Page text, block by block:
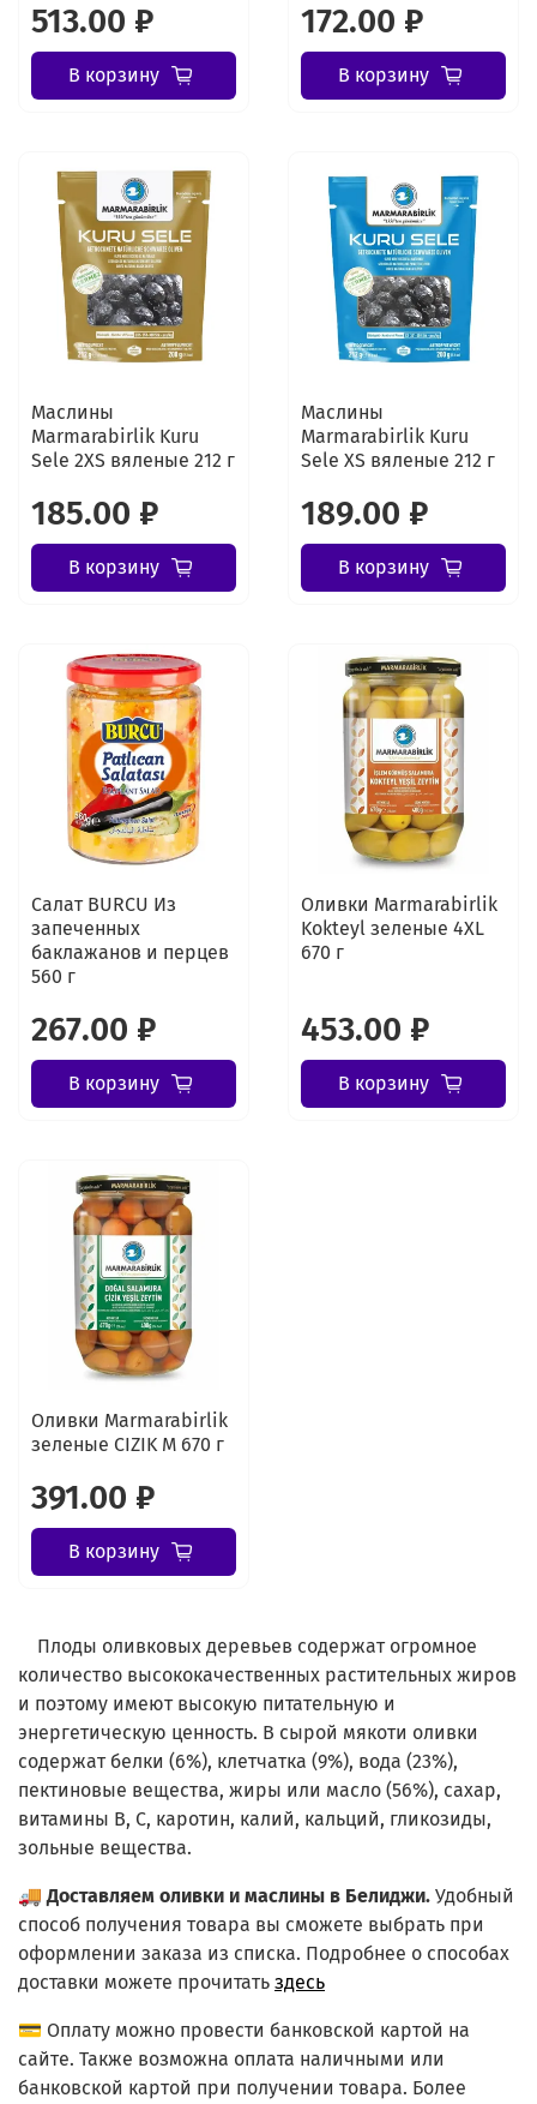
513.00 ₽
В корзину
172.00 ₽
В корзину
Маслины
Marmarabirlik Kuru
Sele 2XS вяленые 212 г
185.00 ₽
В корзину
Маслины
Marmarabirlik Kuru
Sele XS вяленые 212 г
189.00 ₽
В корзину
Салат BURCU Из
запеченных
баклажанов и перцев
560 г
267.00 ₽
В корзину
Оливки Marmarabirlik
Kokteyl зеленые 4XL
670 г
453.00 ₽
В корзину
Оливки Marmarabirlik
зеленые CIZIK M 670 г
391.00 ₽
В корзину
Плоды оливковых деревьев содержат огромное
количество высококачественных растительных жиров
и поэтому имеют высокую питательную и
энергетическую ценность. В сырой мякоти оливки
содержат белки (6%), клетчатка (9%), вода (23%),
пектиновые вещества, жиры или масло (56%), сахар,
витамины В, С, каротин, калий, кальций, гликозиды,
зольные вещества.
🚚Доставляем оливки и маслины в Белиджи. Удобный
способ получения товара вы сможете выбрать при
оформлении заказа из списка. Подробнее о способах
доставки можете прочитать здесь
💳 Оплату можно провести банковской картой на
сайте. Также возможна оплата наличными или
банковской картой при получении товара. Более